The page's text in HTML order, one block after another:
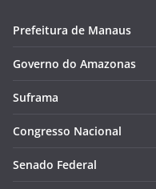
Prefeitura de Manaus
Governo do Amazonas
Suframa
Congresso Nacional
Senado Federal